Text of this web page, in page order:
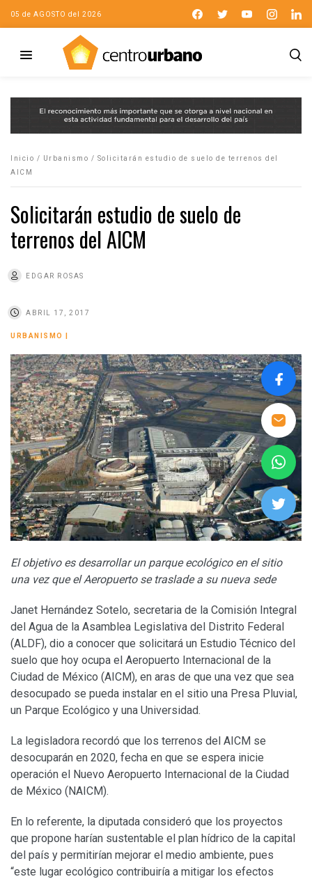
05 de AGOSTO del 2026
Inicio / Urbanismo / Solicitarán estudio de suelo de terrenos del
AICM
Solicitarán estudio de suelo de
terrenos del AICM
EDGAR ROSAS
ABRIL 17, 2017
URBANISMO
El objetivo es desarrollar un parque ecológico en el sitio
una vez que el Aeropuerto se traslade a su nueva sede
Janet Hernández Sotelo, secretaria de la Comisión Integral
del Agua de la Asamblea Legislativa del Distrito Federal
(ALDF), dio a conocer que solicitará un Estudio Técnico del
suelo que hoy ocupa el Aeropuerto Internacional de la
Ciudad de México (AICM), en aras de que una vez que sea
desocupado se pueda instalar en el sitio una Presa Pluvial,
un Parque Ecológico y una Universidad.
La legisladora recordó que los terrenos del AICM se
desocuparán en 2020, fecha en que se espera inicie
operación el Nuevo Aeropuerto Internacional de la Ciudad
de México (NAICM).
En lo referente, la diputada consideró que los proyectos
que propone harían sustentable el plan hídrico de la capital
del país y permitirían mejorar el medio ambiente, pues
“este lugar ecológico contribuiría a mitigar los efectos